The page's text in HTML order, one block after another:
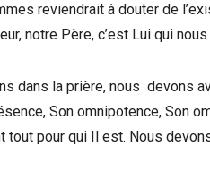
reviendrait à douter de
notre Père, c’est Lui qui
dans la prière, nous devons
Son omnipotence, Son
tout pour qui Il est. Nous